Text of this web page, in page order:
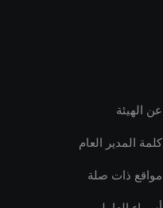
عن الهيئة
كلمة المدير العام
مواقع ذات صلة